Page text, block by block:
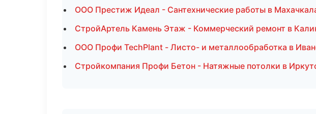
ООО Престиж Идеал - Сантехнические работы в
СтройАртель Камень Этаж - Коммерческий ремонт в
ООО Профи TechPlant - Листо- и металлообработка в
Стройкомпания Профи Бетон - Натяжные потолки в